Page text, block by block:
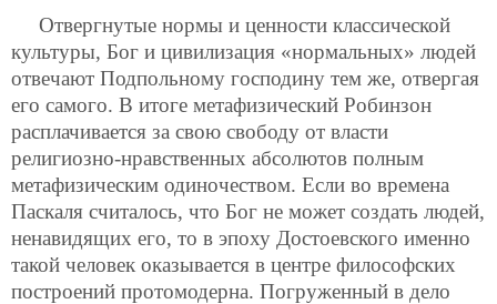
Отвергнутые нормы и ценности классической
культуры, Бог и цивилизация «нормальных» людей
отвечают Подпольному господину тем же, отвергая
его самого. В итоге метафизический Робинзон
расплачивается за свою свободу от власти
религиозно-нравственных абсолютов полным
метафизическим одиночеством. Если во времена
Паскаля считалось, что Бог не может создать людей,
ненавидящих его, то в эпоху Достоевского именно
такой человек оказывается в центре философских
построений протомодерна. Погруженный в дело